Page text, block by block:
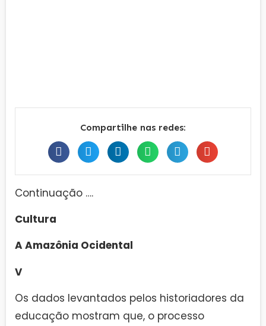
Compartilhe nas redes:
Continuação ….
Cultura
A Amazônia Ocidental
V
Os dados levantados pelos historiadores da
educação mostram que, o processo